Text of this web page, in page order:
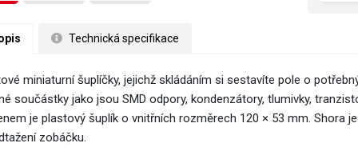
Technická specifikace
miniaturní šuplíčky, jejichž skládáním si sestavíte pole o
součástky jako jsou SMD odpory, kondenzátory, tlumivky,
je plastový šuplík o vnitřních rozměrech 120 × 53 mm. Shora
zobáčku.